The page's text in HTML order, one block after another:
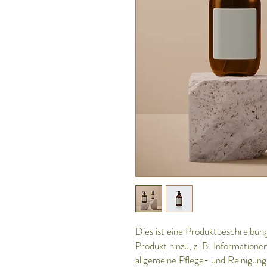
Dies ist eine
Produkt hinzu, z. B.
allgemeine Pflege- und